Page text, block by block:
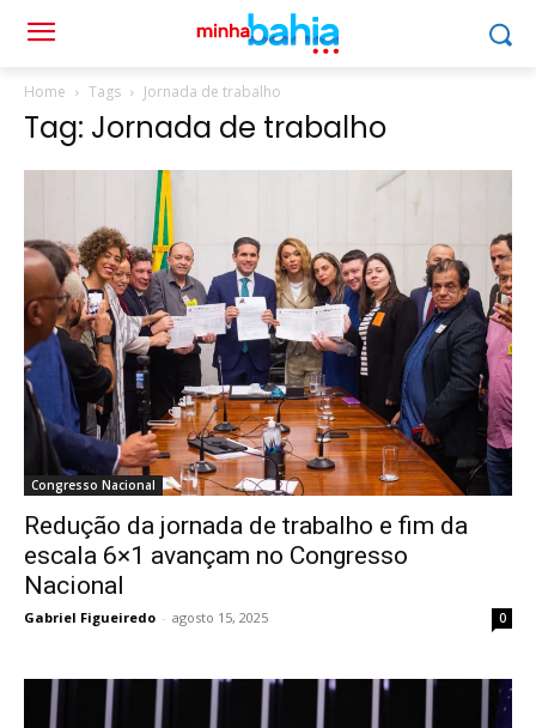
Home Tags Jornada de trabalho
Tag: Jornada de trabalho
Congresso Nacional
Redução da jornada de trabalho e fim da
escala 6×1 avançam no Congresso
Nacional
Gabriel Figueiredo - agosto 15, 2025 0